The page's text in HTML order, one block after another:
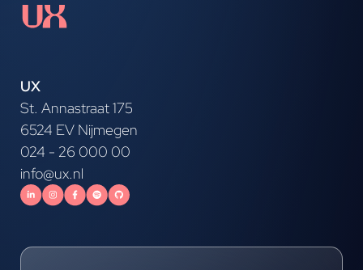
UX
St. Annastraat 175
6524 EV Nijmegen
024 - 26 000 00
info@ux.nl